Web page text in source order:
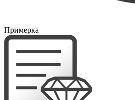
Примерка